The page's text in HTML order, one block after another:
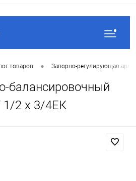
товаров • Запорно-регулирующая
балансировочный
1/2 х 3/4ЕК